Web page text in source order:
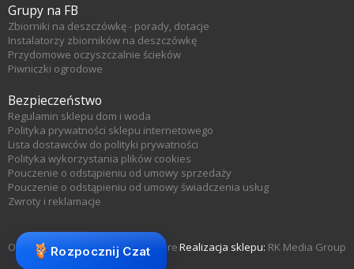
Grupy na FB
Zbiorniki na deszczówkę - porady, dotacje
Instalatorzy zbiorników na deszczówkę
Przydomowe oczyszczalnie ścieków
Piwniczki ogrodowe
Bezpieczeństwo
Regulamin sklepu dom i woda
Polityka prywatności sklepu internetowego
Lista dostawców do polityki prywatności
Polityka wykorzystania plików cookies
Pouczenie o odstąpieniu od umowy sprzedaży
Pouczenie o odstąpieniu od umowy świadczenia usług
Zwroty i reklamacje
Realizacja sklepu: RK Media Group
Oprogramowanie sklepu KQS.store
Rozpocznij Czat